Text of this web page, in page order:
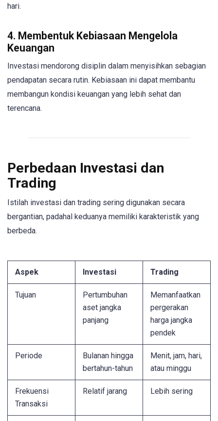
hari.
4. Membentuk Kebiasaan Mengelola
Keuangan
Investasi mendorong disiplin dalam menyisihkan sebagian
pendapatan secara rutin. Kebiasaan ini dapat membantu
membangun kondisi keuangan yang lebih sehat dan
terencana.
Perbedaan Investasi dan
Trading
Istilah investasi dan trading sering digunakan secara
bergantian, padahal keduanya memiliki karakteristik yang
berbeda.
Aspek Investasi Trading
Tujuan
Pertumbuhan
aset jangka
panjang
Memanfaatkan
pergerakan
harga jangka
pendek
Periode
Bulanan hingga
bertahun-tahun
Menit, jam, hari,
atau minggu
Frekuensi
Transaksi
Relatif jarang Lebih sering